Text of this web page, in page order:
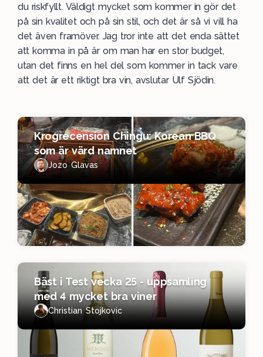
du riskfyllt. Väldigt mycket som kommer in gör det
på sin kvalitet och på sin stil, och det är så vi vill ha
det även framöver. Jag tror inte att det enda sättet
att komma in på är om man har en stor budget,
utan det finns en hel del som kommer in tack vare
att det är ett riktigt bra vin, avslutar Ulf Sjödin.
Krogrecension Chingu: Korean BBQ
som är värd namnet
Jozo Glavas
Bäst i Test vecka 25 - uppsamling
med 4 mycket bra viner
Christian Stojkovic